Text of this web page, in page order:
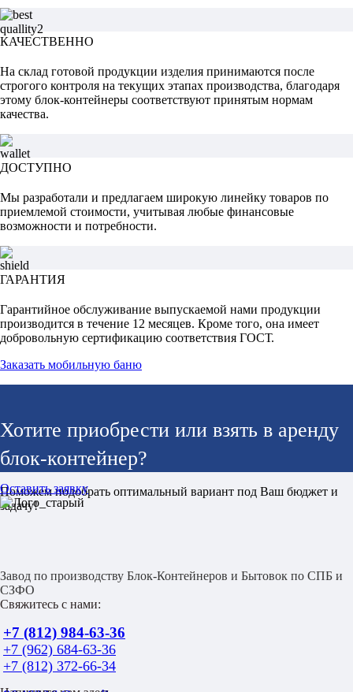
КАЧЕСТВЕННО
На склад готовой продукции изделия принимаются после
строгого контроля на текущих этапах производства, благодаря
этому блок-контейнеры соответствуют принятым нормам
качества.
ДОСТУПНО
Мы разработали и предлагаем широкую линейку товаров по
приемлемой стоимости, учитывая любые финансовые
возможности и потребности.
ГАРАНТИЯ
Гарантийное обслуживание выпускаемой нами продукции
производится в течение 12 месяцев. Кроме того, она имеет
добровольную сертификацию соответствия ГОСТ.
Заказать мобильную баню
Хотите приобрести или взять в аренду
блок-контейнер?
Поможем подобрать оптимальный вариант под Ваш бюджет и
задачу!
Оставить заявку
Завод по производству Блок-Контейнеров и Бытовок по СПБ и
СЗФО
Свяжитесь с нами:
+7 (812) 984-63-36
+7 (962) 684-63-36
+7 (812) 372-66-34